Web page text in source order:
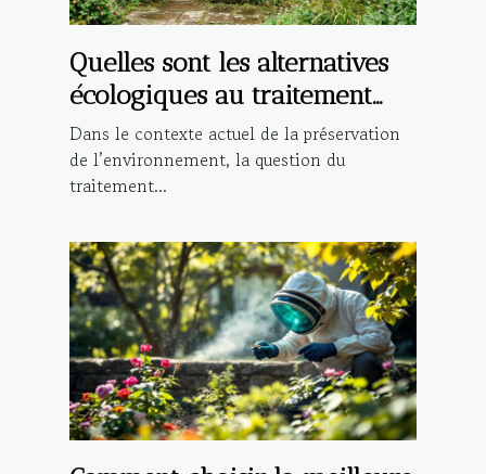
Quelles sont les alternatives
écologiques au traitement
des micro-organismes sur les
façades ?
Dans le contexte actuel de la préservation
de l’environnement, la question du
traitement...